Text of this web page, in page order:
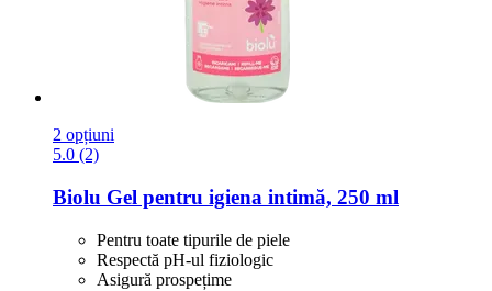
2 opțiuni
5.0 (2)
Biolu Gel pentru igiena intimă, 250 ml
Pentru toate tipurile de piele
Respectă pH-ul fiziologic
Asigură prospețime